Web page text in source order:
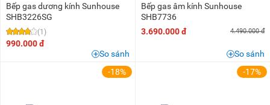
Bếp gas dương kính Sunhouse
SHB3226SG
(1)
990.000 đ
So sánh
Bếp gas âm kính Sunhouse
SHB7736
3.690.000 đ
4.490.000 đ
So sánh
-18%
-17%